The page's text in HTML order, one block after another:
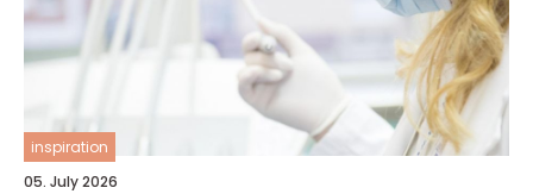
inspiration
05. July 2026